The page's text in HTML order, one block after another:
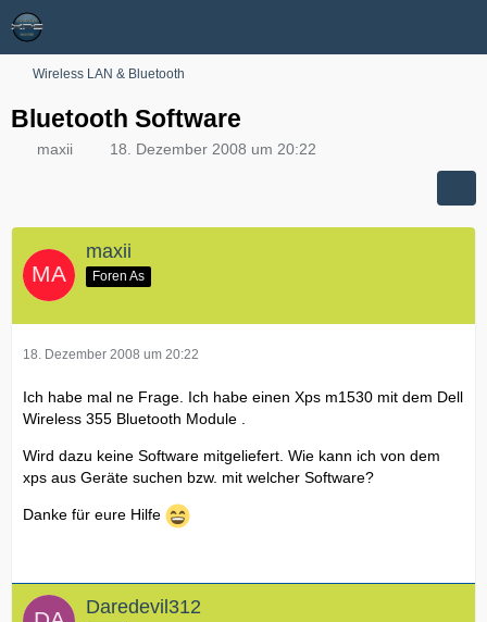
Wireless LAN & Bluetooth
Bluetooth Software
maxii 18. Dezember 2008 um 20:22
maxii
Foren As
18. Dezember 2008 um 20:22
Ich habe mal ne Frage. Ich habe einen Xps m1530 mit dem Dell
Wireless 355 Bluetooth Module .
Wird dazu keine Software mitgeliefert. Wie kann ich von dem
xps aus Geräte suchen bzw. mit welcher Software?
Danke für eure Hilfe
Daredevil312